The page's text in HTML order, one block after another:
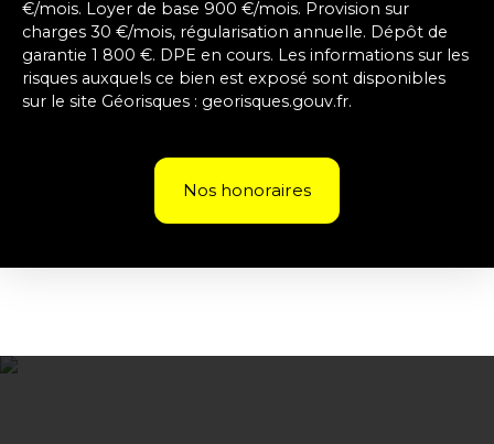
€/mois. Loyer de base 900 €/mois. Provision sur
charges 30 €/mois, régularisation annuelle. Dépôt de
garantie 1 800 €. DPE en cours. Les informations sur les
risques auxquels ce bien est exposé sont disponibles
sur le site Géorisques : georisques.gouv.fr.
Nos honoraires